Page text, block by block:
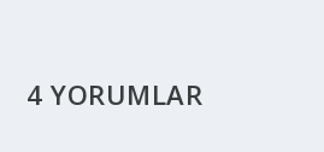
4 YORUMLAR